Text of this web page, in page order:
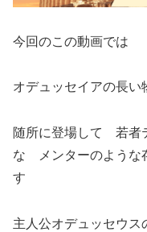
今回のこの動画では
オデュッセイアの長い
随所に登場して 若者
な メンターのような
す
主人公オデュッセウ